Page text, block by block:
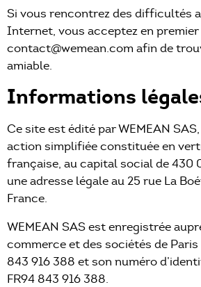
Si vous rencontrez des difficultés
Internet, vous acceptez en
contact@wemean.com afin de
amiable.
Informations
Ce site est édité par WEMEAN
action simplifiée constituée en
française, au capital social de 430
une adresse légale au 25 rue La
France.
WEMEAN SAS est enregistrée
commerce et des sociétés de
843 916 388 et son numéro
FR94 843 916 388.